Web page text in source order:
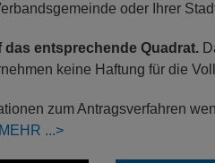
oder Ihrer
das entsprechende Quadrat.
keine Haftung für die
zum Antragsverfahren
MEHR